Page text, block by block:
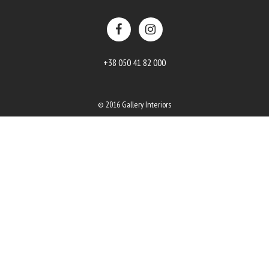
+38 050 41 82 000
© 2016 Gallery Interiors